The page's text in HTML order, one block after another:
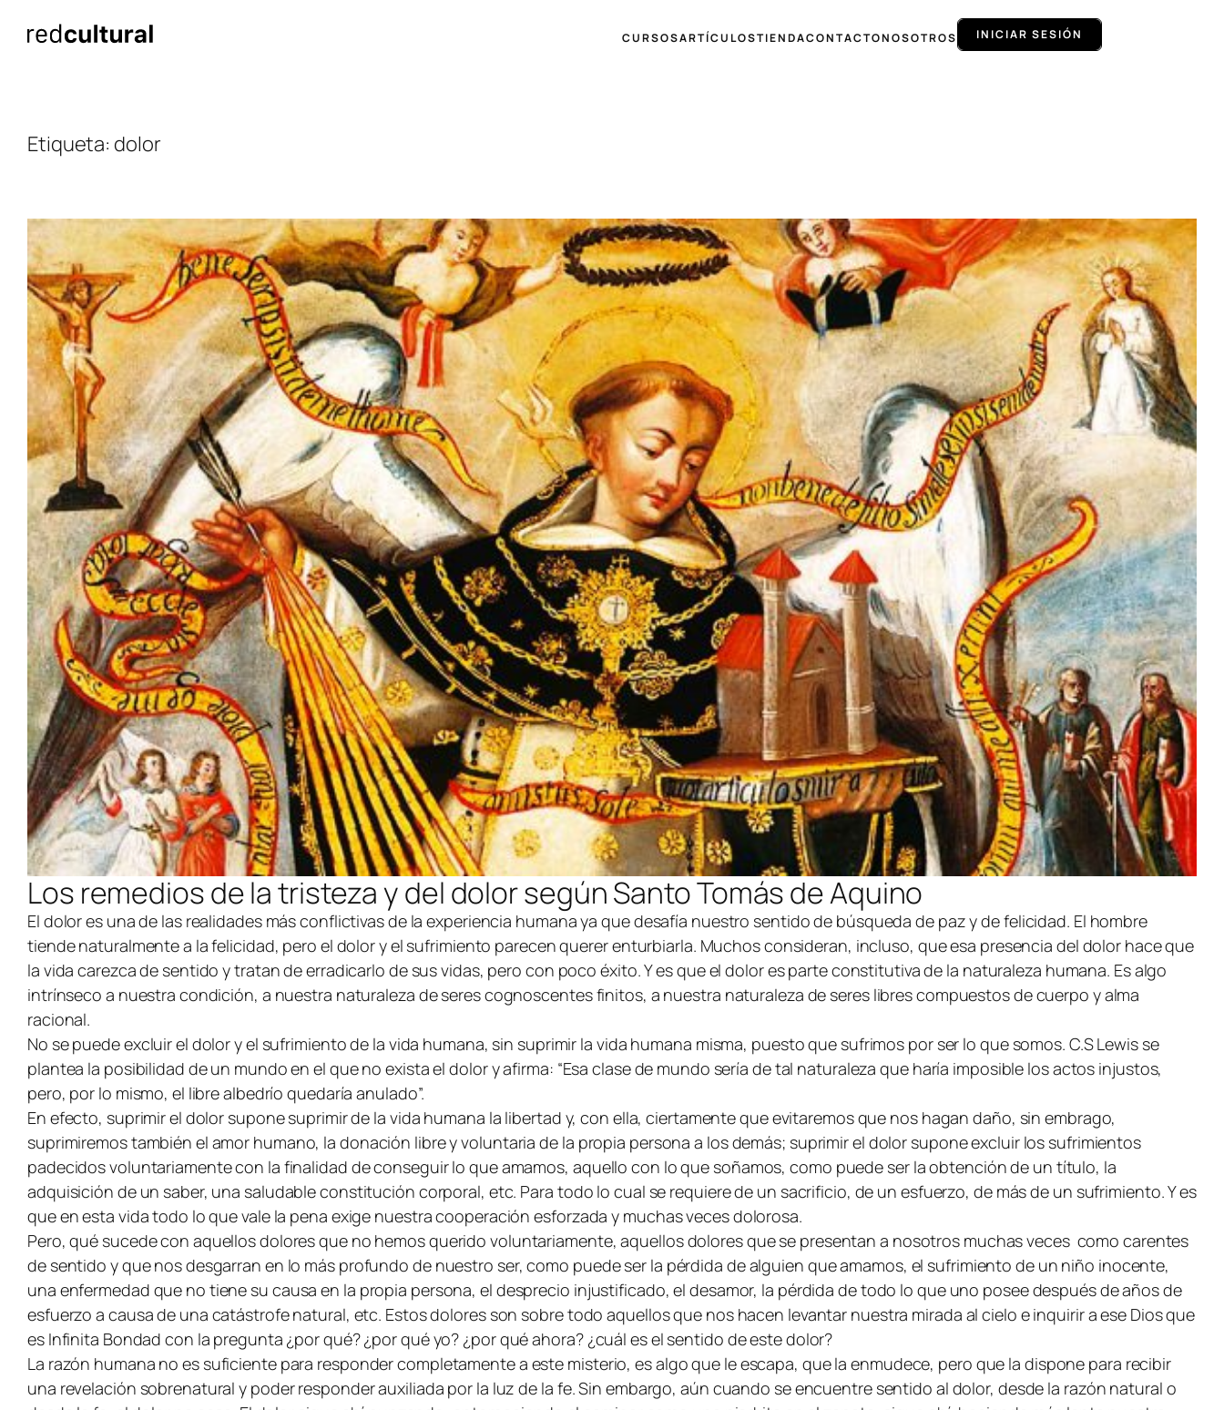
CURSOSARTÍCULOSTIENDACONTACTONOSOTROS INICIAR SESIÓN
Etiqueta: dolor
Los remedios de la tristeza y del dolor según Santo Tomás de Aquino
El dolor es una de las realidades más conflictivas de la experiencia humana ya que desafía nuestro sentido de búsqueda de paz y de felicidad. El hombre
tiende naturalmente a la felicidad, pero el dolor y el sufrimiento parecen querer enturbiarla. Muchos consideran, incluso, que esa presencia del dolor hace que
la vida carezca de sentido y tratan de erradicarlo de sus vidas, pero con poco éxito. Y es que el dolor es parte constitutiva de la naturaleza humana. Es algo
intrínseco a nuestra condición, a nuestra naturaleza de seres cognoscentes finitos, a nuestra naturaleza de seres libres compuestos de cuerpo y alma
racional.
No se puede excluir el dolor y el sufrimiento de la vida humana, sin suprimir la vida humana misma, puesto que sufrimos por ser lo que somos. C.S Lewis se
plantea la posibilidad de un mundo en el que no exista el dolor y afirma: “Esa clase de mundo sería de tal naturaleza que haría imposible los actos injustos,
pero, por lo mismo, el libre albedrío quedaría anulado”.
En efecto, suprimir el dolor supone suprimir de la vida humana la libertad y, con ella, ciertamente que evitaremos que nos hagan daño, sin embrago,
suprimiremos también el amor humano, la donación libre y voluntaria de la propia persona a los demás; suprimir el dolor supone excluir los sufrimientos
padecidos voluntariamente con la finalidad de conseguir lo que amamos, aquello con lo que soñamos, como puede ser la obtención de un título, la
adquisición de un saber, una saludable constitución corporal, etc. Para todo lo cual se requiere de un sacrificio, de un esfuerzo, de más de un sufrimiento. Y es
que en esta vida todo lo que vale la pena exige nuestra cooperación esforzada y muchas veces dolorosa.
Pero, qué sucede con aquellos dolores que no hemos querido voluntariamente, aquellos dolores que se presentan a nosotros muchas veces como carentes
de sentido y que nos desgarran en lo más profundo de nuestro ser, como puede ser la pérdida de alguien que amamos, el sufrimiento de un niño inocente,
una enfermedad que no tiene su causa en la propia persona, el desprecio injustificado, el desamor, la pérdida de todo lo que uno posee después de años de
esfuerzo a causa de una catástrofe natural, etc. Estos dolores son sobre todo aquellos que nos hacen levantar nuestra mirada al cielo e inquirir a ese Dios que
es Infinita Bondad con la pregunta ¿por qué? ¿por qué yo? ¿por qué ahora? ¿cuál es el sentido de este dolor?
La razón humana no es suficiente para responder completamente a este misterio, es algo que le escapa, que la enmudece, pero que la dispone para recibir
una revelación sobrenatural y poder responder auxiliada por la luz de la fe. Sin embargo, aún cuando se encuentre sentido al dolor, desde la razón natural o